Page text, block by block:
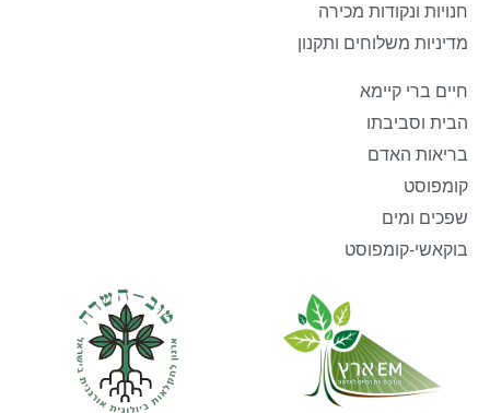
חנויות ונקודות מכירה
מדיניות משלוחים ותקנון
חיים ברי קיימא
הבית וסביבתו
בריאות האדם
קומפוסט
שפכים ומים
בוקאשי-קומפוסט